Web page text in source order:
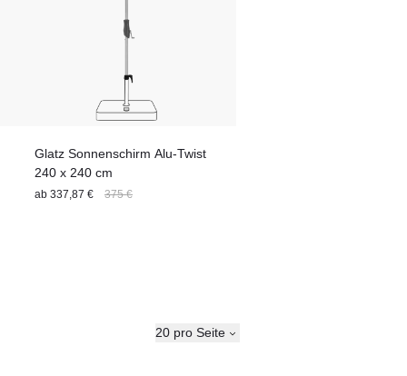
Glatz Sonnenschirm Alu-Twist
240 x 240 cm
ab 337,87 € 375 €
20 pro Seite